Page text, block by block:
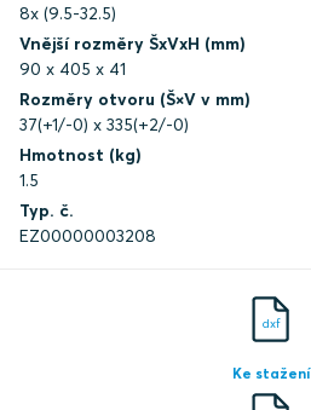
8x (9.5-32.5)
Vnější rozměry ŠxVxH (mm)
90 x 405 x 41
Rozměry otvoru (Š×V v mm)
37(+1/-0) x 335(+2/-0)
Hmotnost (kg)
1.5
Typ. č.
EZ00000003208
dxf
Ke stažení